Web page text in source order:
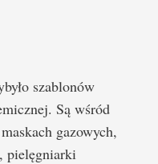
szablonów
Są wśród
gazowych,
pielęgniarki